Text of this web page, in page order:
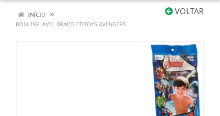
VOLTAR
INÍCIO
BOIA INFLAVEL BRACO ETITOYS AVENGERS